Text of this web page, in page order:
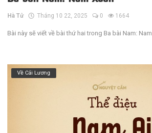
Hà Tử Tháng 10 22, 2025 0 1664
Bài này sẽ viết về bài thứ hai trong Ba bài Nam:
Về Cải Lương